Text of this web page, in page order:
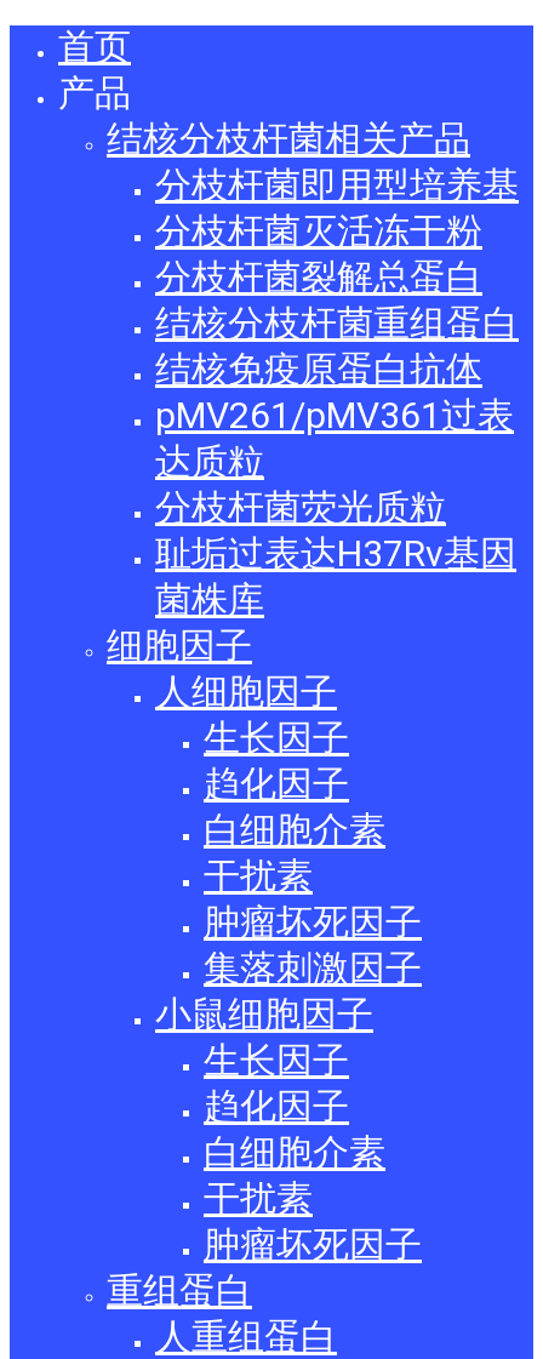
首页
产品
结核分枝杆菌相关产品
分枝杆菌即用型培养基
分枝杆菌灭活冻干粉
分枝杆菌裂解总蛋白
结核分枝杆菌重组蛋白
结核免疫原蛋白抗体
pMV261/pMV361过表
达质粒
分枝杆菌荧光质粒
耻垢过表达H37Rv基因
菌株库
细胞因子
人细胞因子
生长因子
趋化因子
白细胞介素
干扰素
肿瘤坏死因子
集落刺激因子
小鼠细胞因子
生长因子
趋化因子
白细胞介素
干扰素
肿瘤坏死因子
重组蛋白
人重组蛋白